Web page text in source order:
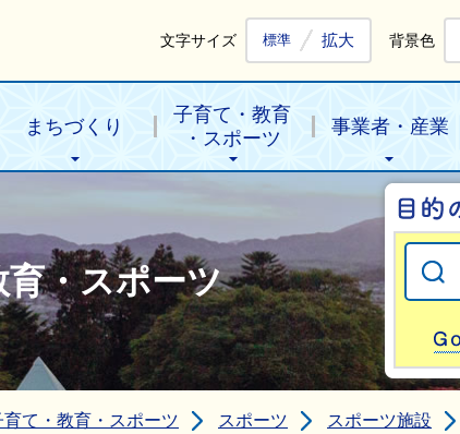
文字サイズ 標準 拡大 背景色
まちづくり
子育て・教育
・スポーツ
事業者・産業
・スポーツ
育て・教育・スポーツ スポーツ スポーツ施設